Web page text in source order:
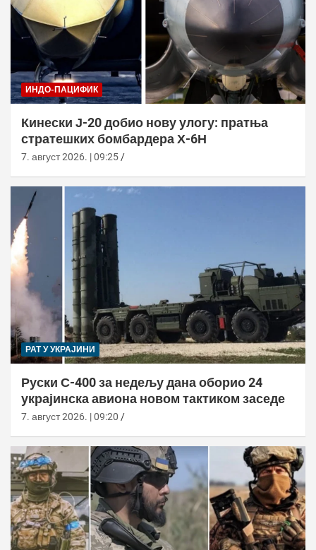
ИНДО-ПАЦИФИК
Кинески Ј-20 добио нову улогу: пратња
стратешких бомбардера Х-6Н
7. август 2026. | 09:25
РАТ У УКРАЈИНИ
Руски С-400 за недељу дана оборио 24
украјинска авиона новом тактиком заседе
7. август 2026. | 09:20